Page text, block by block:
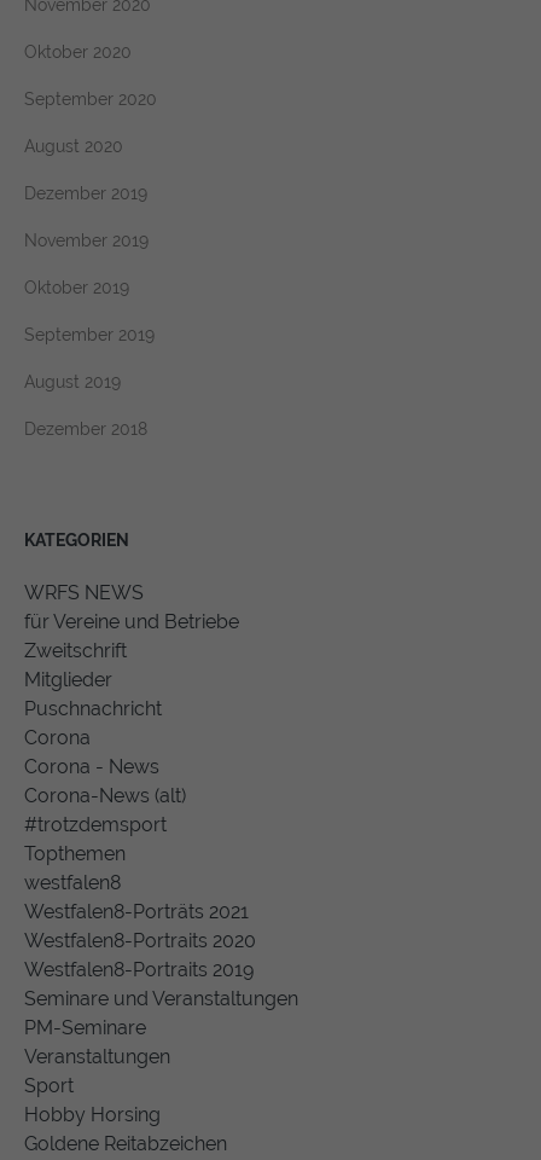
November 2020
Oktober 2020
September 2020
August 2020
Dezember 2019
November 2019
Oktober 2019
September 2019
August 2019
Dezember 2018
KATEGORIEN
WRFS NEWS
für Vereine und Betriebe
Zweitschrift
Mitglieder
Puschnachricht
Corona
Corona - News
Corona-News (alt)
#trotzdemsport
Topthemen
westfalen8
Westfalen8-Porträts 2021
Westfalen8-Portraits 2020
Westfalen8-Portraits 2019
Seminare und Veranstaltungen
PM-Seminare
Veranstaltungen
Sport
Hobby Horsing
Goldene Reitabzeichen